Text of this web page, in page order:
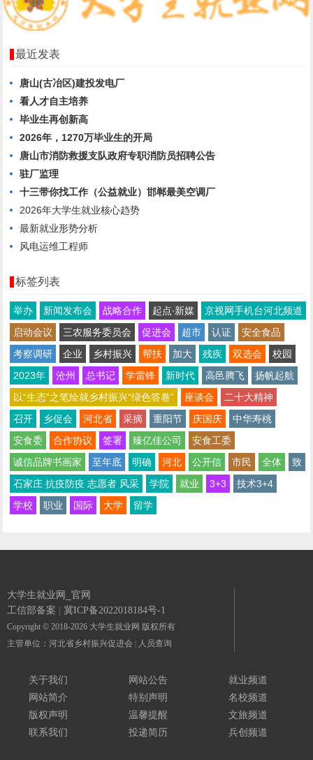
最近发表
唐山(古冶区)建投发电厂
看人才自主培养
毕业生再创新高
2026年，1270万毕业生的开局
唐山市消防救援支队政府专职消防员招聘公告
驻厂监理
十三带你找工作（公益就业）邯郸最美空调厂
2026年大学生就业核心趋势
最新就业形势分析
风电运维工程师
标签列表
举办 新闻发布会 战略合作 起点∙新媒
京视网手机台河北频道
启动会议
三农服务委员会 促进会 超市 认证
安全食品
考察调研
企业 乡村振兴 帮扶 加大 残疾 双选会
校园
2023年
沧州 总书记 学雷锋 新时代 高邑腾飞
扬帆起航
以“生态”之笔绘就乡村振兴“绿色答卷”
座谈会
二十大精神
召开
乡促会 河北省 采摘 重阳节 庆国庆
中华寿桃
安食委
合作协议 签署 臻亿佳公司
安食工委
诚信品牌书画家
至年底 明确 河北 公开信 市民 全体
致
石家庄 抗疫防疫 志愿者 风采
学院 就业 3+3
技术3+4
学校
职业 国际 大学 留学
大学生就业网_官网
工信部备案 冀ICP备2022018184号-1
Copyright © 2018-2026 大学生就业网 版权所有
主管单位：河北省乡村振兴促进会
人员查询
关于我们
网站简介
版权声明
联系我们
网站公告
特别声明
温馨提醒
投递简历
就业频道
名校频道
文旅频道
兵创频道